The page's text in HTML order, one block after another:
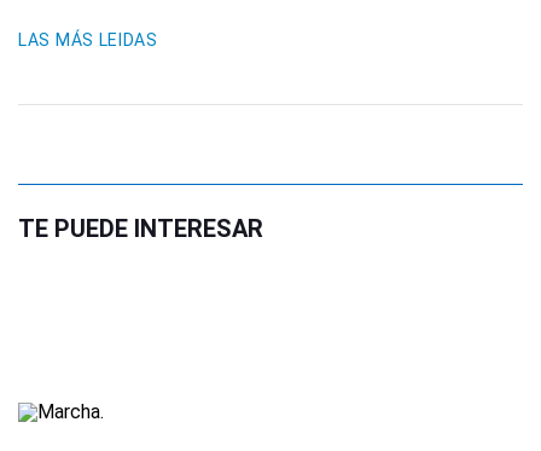
LAS MÁS LEIDAS
TE PUEDE INTERESAR